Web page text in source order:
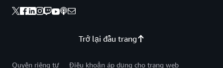
Trở lại đầu trang
Quyền riêng tư Điều khoản áp dụng cho trang web